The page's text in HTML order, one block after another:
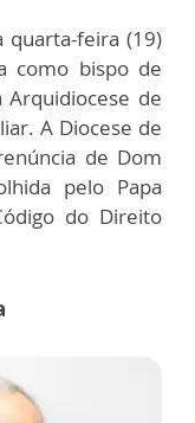
quarta-feira (19)
como bispo de
Arquidiocese de
A Diocese de
de Dom
pelo Papa
do Direito